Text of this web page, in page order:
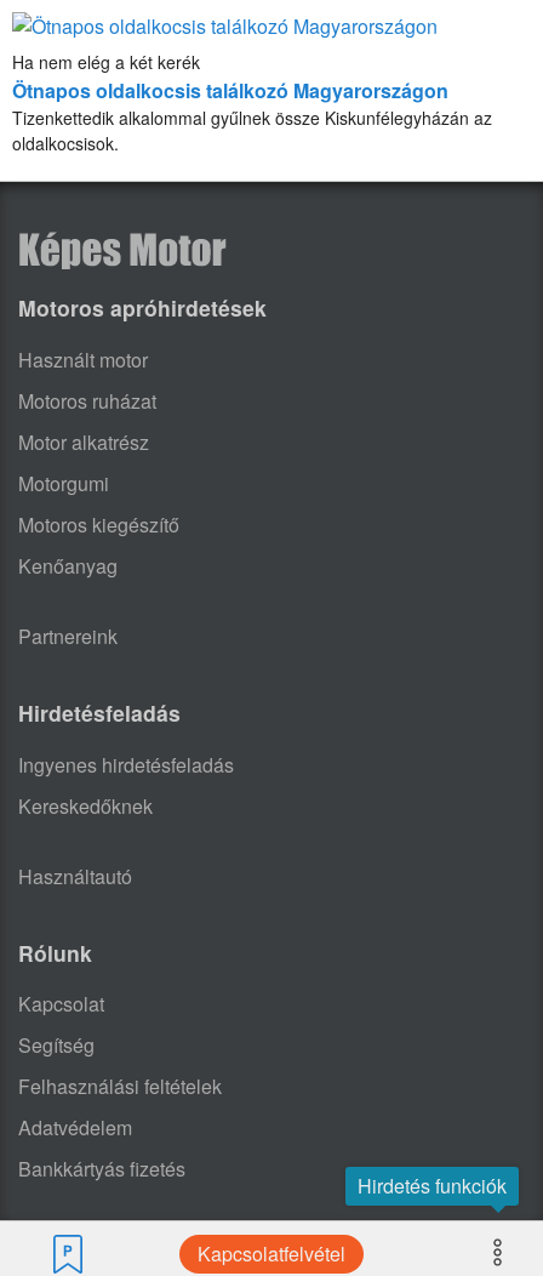
Kapcsolatfelvétel
Hirdetés funkciók
Ha nem elég a két kerék
Ötnapos oldalkocsis találkozó Magyarországon
Tizenkettedik alkalommal gyűlnek össze Kiskunfélegyházán az
oldalkocsisok.
Motoros apróhirdetések
Használt motor
Motoros ruházat
Motor alkatrész
Motorgumi
Motoros kiegészítő
Kenőanyag
Partnereink
Hirdetésfeladás
Ingyenes hirdetésfeladás
Kereskedőknek
Használtautó
Rólunk
Kapcsolat
Segítség
Felhasználási feltételek
Adatvédelem
Bankkártyás fizetés